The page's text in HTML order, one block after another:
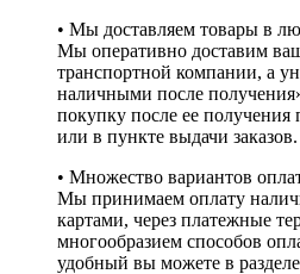
• Мы доставляем товары в
Мы оперативно доставим
транспортной компании, а
наличными после
покупку после ее получения
или в пункте выдачи заказов.
• Множество вариантов
Мы принимаем оплату
картами, через платежные
многообразием способов
удобный вы можете в